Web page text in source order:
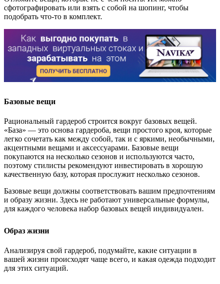
сфотографировать или взять с собой на шопинг, чтобы
подобрать что-то в комплект.
Базовые вещи
Рациональный гардероб строится вокруг базовых вещей.
«База» — это основа гардероба, вещи простого кроя, которые
легко сочетать как между собой, так и с яркими, необычными,
акцентными вещами и аксессуарами. Базовые вещи
покупаются на несколько сезонов и используются часто,
поэтому стилисты рекомендуют инвестировать в хорошую
качественную базу, которая прослужит несколько сезонов.
Базовые вещи должны соответствовать вашим предпочтениям
и образу жизни. Здесь не работают универсальные формулы,
для каждого человека набор базовых вещей индивидуален.
Образ жизни
Анализируя свой гардероб, подумайте, какие ситуации в
вашей жизни происходят чаще всего, и какая одежда подходит
для этих ситуаций.